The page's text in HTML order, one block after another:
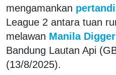
mengamankan
League 2 antara tuan
melawan Manila
Bandung Lautan Api
(13/8/2025).